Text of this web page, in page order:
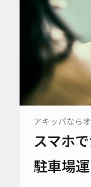
アキッパなら
スマホ
駐車場